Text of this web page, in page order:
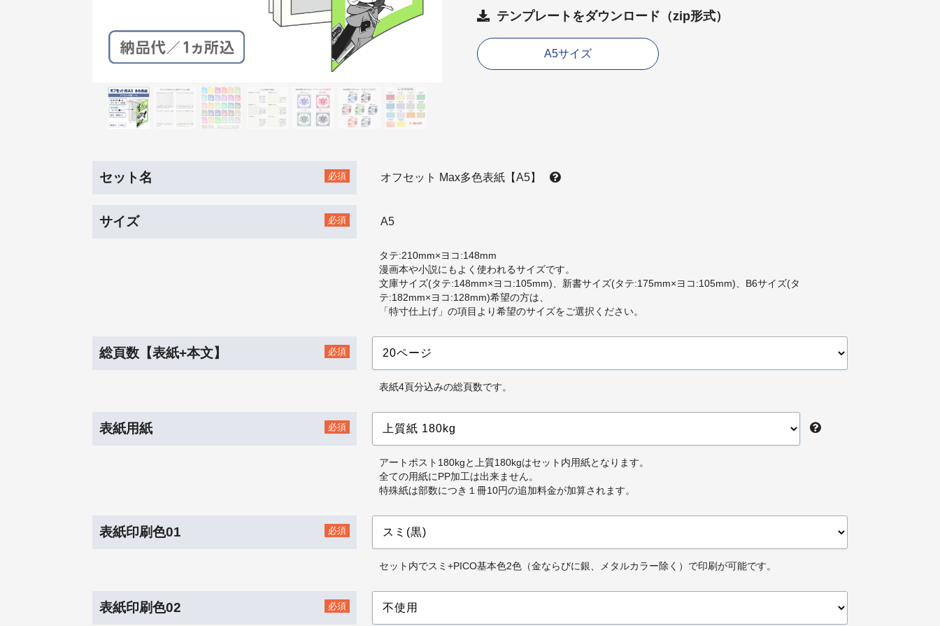
テンプレートをダウンロード（zip形式）
A5サイズ
セット名 必須 オフセット Max多色表紙【A5】
サイズ 必須 A5
タテ:210mm×ヨコ:148mm
漫画本や小説にもよく使われるサイズです。
文庫サイズ(タテ:148mm×ヨコ:105mm)、新書サイズ(タテ:175mm×ヨコ:105mm)、B6サイズ(タ
テ:182mm×ヨコ:128mm)希望の方は、
「特寸仕上げ」の項目より希望のサイズをご選択ください。
総頁数【表紙+本文】 必須
表紙4頁分込みの総頁数です。
表紙用紙 必須
アートポスト180kgと上質180kgはセット内用紙となります。
全ての用紙にPP加工は出来ません。
特殊紙は部数につき１冊10円の追加料金が加算されます。
表紙印刷色01 必須
セット内でスミ+PICO基本色2色（金ならびに銀、メタルカラー除く）で印刷が可能です。
表紙印刷色02 必須